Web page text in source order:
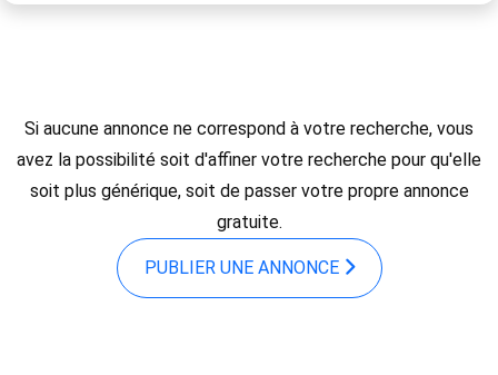
Si aucune annonce ne correspond à votre recherche, vous
avez la possibilité soit d'affiner votre recherche pour qu'elle
soit plus générique, soit de passer votre propre annonce
gratuite.
PUBLIER UNE ANNONCE